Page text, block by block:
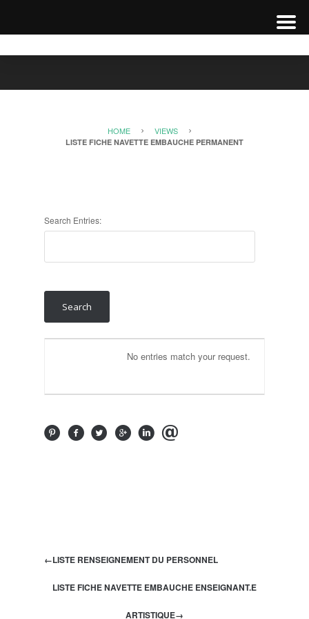
HOME VIEWS
LISTE FICHE NAVETTE EMBAUCHE PERMANENT
Search Entries:
No entries match your request.
←LISTE RENSEIGNEMENT DU PERSONNEL
LISTE FICHE NAVETTE EMBAUCHE ENSEIGNANT.E
ARTISTIQUE→